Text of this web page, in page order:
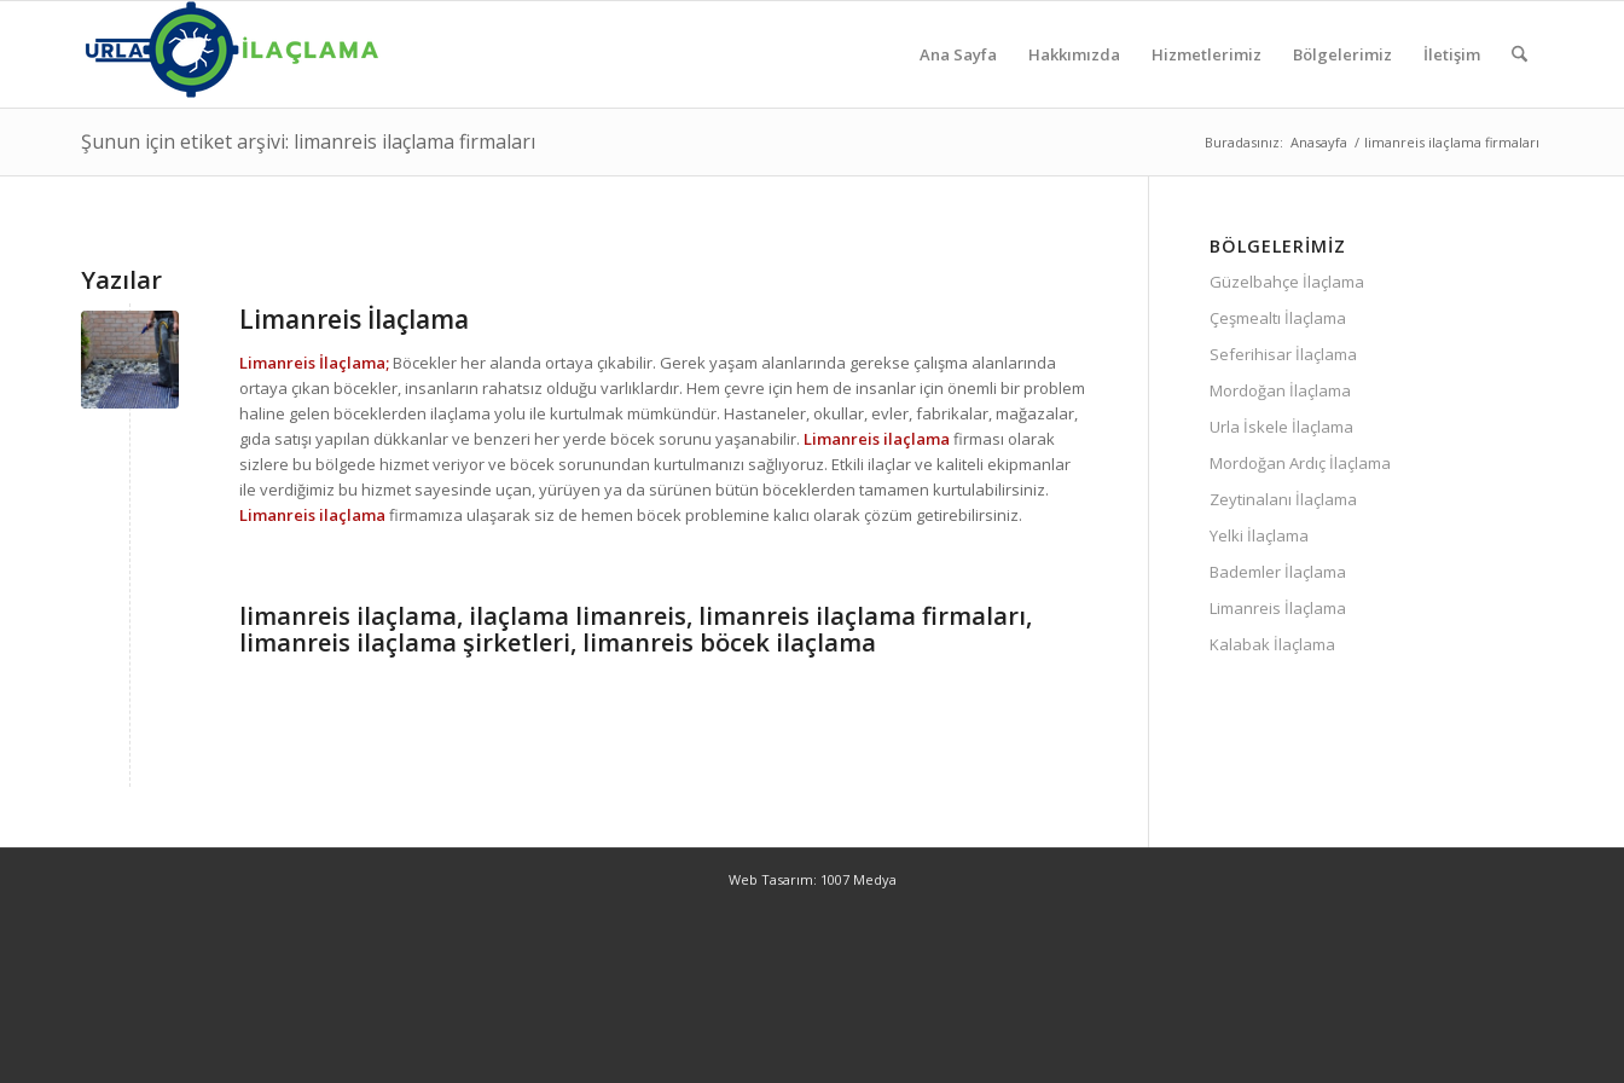
Ana Sayfa Hakkımızda Hizmetlerimiz Bölgelerimiz İletişim
Şunun için etiket arşivi: limanreis ilaçlama firmaları Buradasınız: Anasayfa / limanreis ilaçlama firmaları
Yazılar
Limanreis İlaçlama
Limanreis İlaçlama; Böcekler her alanda ortaya çıkabilir. Gerek yaşam alanlarında gerekse çalışma alanlarında
ortaya çıkan böcekler, insanların rahatsız olduğu varlıklardır. Hem çevre için hem de insanlar için önemli bir problem
haline gelen böceklerden ilaçlama yolu ile kurtulmak mümkündür. Hastaneler, okullar, evler, fabrikalar, mağazalar,
gıda satışı yapılan dükkanlar ve benzeri her yerde böcek sorunu yaşanabilir. Limanreis ilaçlama firması olarak
sizlere bu bölgede hizmet veriyor ve böcek sorunundan kurtulmanızı sağlıyoruz. Etkili ilaçlar ve kaliteli ekipmanlar
ile verdiğimiz bu hizmet sayesinde uçan, yürüyen ya da sürünen bütün böceklerden tamamen kurtulabilirsiniz.
Limanreis ilaçlama firmamıza ulaşarak siz de hemen böcek problemine kalıcı olarak çözüm getirebilirsiniz.
limanreis ilaçlama, ilaçlama limanreis, limanreis ilaçlama firmaları,
limanreis ilaçlama şirketleri, limanreis böcek ilaçlama
BÖLGELERIMIZ
Güzelbahçe İlaçlama
Çeşmealtı İlaçlama
Seferihisar İlaçlama
Mordoğan İlaçlama
Urla İskele İlaçlama
Mordoğan Ardıç İlaçlama
Zeytinalanı İlaçlama
Yelki İlaçlama
Bademler İlaçlama
Limanreis İlaçlama
Kalabak İlaçlama
Web Tasarım: 1007 Medya